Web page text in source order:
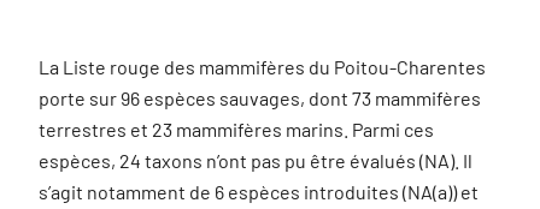
La Liste rouge des mammifères du Poitou-Charentes
porte sur 96 espèces sauvages, dont 73 mammifères
terrestres et 23 mammifères marins. Parmi ces
espèces, 24 taxons n’ont pas pu être évalués (NA). Il
s’agit notamment de 6 espèces introduites (NA(a)) et